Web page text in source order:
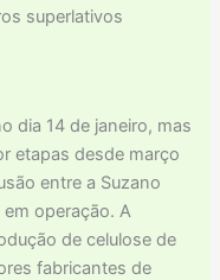
superlativos
dia 14 de janeiro, mas
etapas desde março
entre a Suzano
em operação. A
de celulose de
fabricantes de